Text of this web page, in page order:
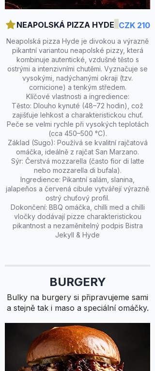
NEAPOLSKÁ PIZZA HYDE
Neapolská pizza Hyde je divokou a výrazně
pikantní variantou neapolské pizzy, která
kombinuje autentické, vzdušné těsto s
ostrými a intenzivními chutěmi. Vyznačuje se
vysokými, nadýchanými okraji (tzv.
cornicione) a tenkým středem.
Klíčové vlastnosti a ingredience:
Těsto: Dlouho kynuté (48–72 hodin), což
zajišťuje lehkost a charakteristickou chuť.
Peče se velmi rychle při vysokých teplotách
(cca 450–500 °C).
Základ (Sugo): Používá se kvalitní rajčatová
omáčka, ideálně z rajčat San Marzano.
Sýr: Čerstvá mozzarella (často fior di latte
nebo mozzarella di bufala).
Ingredience: Pikantní salám, slanina,
jalapeños a červená cibule vytvářejí výrazně
ostrý chuťový profil.
Dokončení: BBQ omáčka, chilli med a chilli
vločky dodávají pizze charakteristickou
pikantnost a nezaměnitelný podpis Bistra
Jekyll & Hyde
CZK 210
BURGERY
Bulky na burgery si připravujeme sami
a stejně tak i maso a speciální omáčky.